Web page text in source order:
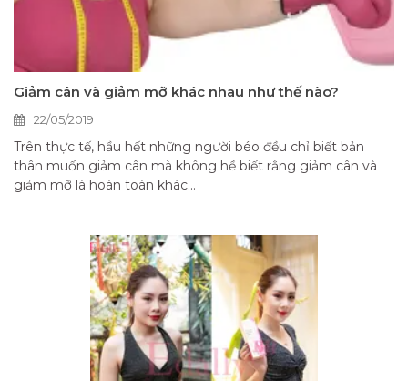
Giảm cân và giảm mỡ khác nhau như thế nào?
22/05/2019
Trên thực tế, hầu hết những người béo đều chỉ biết bản
thân muốn giảm cân mà không hề biết rằng giảm cân và
giảm mỡ là hoàn toàn khác...